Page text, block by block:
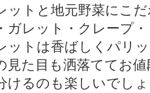
ットと地元野菜にこ
ガレット・クレープ
ットは香ばしくパリ
見た目も洒落ててお
けるのも楽しいでし